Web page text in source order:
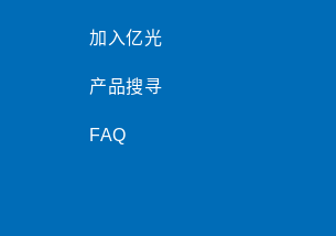
加入亿光
产品搜寻
FAQ